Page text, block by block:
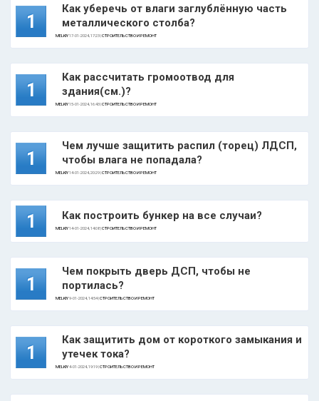
1
Как уберечь от влаги заглублённую часть
металлического столба?
MELKIY17-01-2024, 17:23 |СТРОИТЕЛЬСТВО И РЕМОНТ
1
Как рассчитать громоотвод для
здания(см.)?
MELKIY15-01-2024, 16:43 |СТРОИТЕЛЬСТВО И РЕМОНТ
1
Чем лучше защитить распил (торец) ЛДСП,
чтобы влага не попадала?
MELKIY14-01-2024, 20:29 |СТРОИТЕЛЬСТВО И РЕМОНТ
1 Как построить бункер на все случаи?
MELKIY14-01-2024, 14:08 |СТРОИТЕЛЬСТВО И РЕМОНТ
1
Чем покрыть дверь ДСП, чтобы не
портилась?
MELKIY9-01-2024, 14:54 |СТРОИТЕЛЬСТВО И РЕМОНТ
1
Как защитить дом от короткого замыкания и
утечек тока?
MELKIY4-01-2024, 19:19 |СТРОИТЕЛЬСТВО И РЕМОНТ